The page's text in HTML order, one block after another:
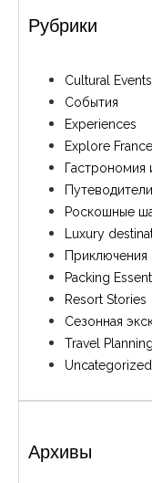
Рубрики
Cultural Events
События
Experiences
Explore France
Гастрономия
Роскошные
Luxury
Приключения
Packing
Resort Stories
Сезонная
Travel Planning
Uncategorized
Архивы